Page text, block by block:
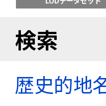
検索
歴史的地